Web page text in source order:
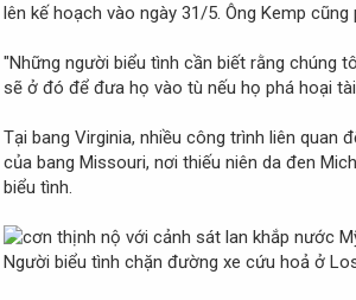
lên kế hoạch vào ngày 31/5. Ông Kemp
"Những người biểu tình cần biết rằng chúng
sẽ ở đó để đưa họ vào tù nếu họ phá hoại
Tại bang Virginia, nhiều công trình liên quan
của bang Missouri, nơi thiếu niên da đen
biểu tình.
Người biểu tình chặn đường xe cứu hoả ở